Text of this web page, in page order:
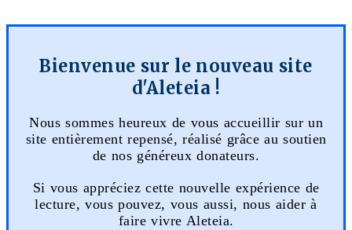
Bienvenue sur le nouveau site
d'Aleteia !
Nous sommes heureux de vous accueillir sur un
site entièrement repensé, réalisé grâce au soutien
de nos généreux donateurs.
Si vous appréciez cette nouvelle expérience de
lecture, vous pouvez, vous aussi, nous aider à
faire vivre Aleteia.